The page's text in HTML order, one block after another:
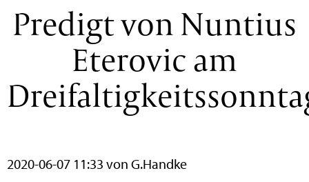
Predigt von Nuntius
Eterovic am
2020-06-07 11:33 von G.Handke